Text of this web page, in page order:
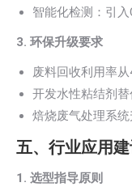
智能化检测：引
3. 环保升级要求
废料回收利用率从
开发水性粘结剂
焙烧废气处理系统
五、行业应用
1. 选型指导原则